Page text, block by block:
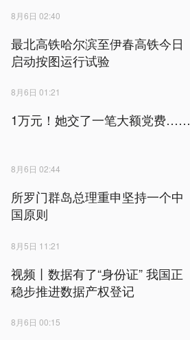
8月6日 02:40
最北高铁哈尔滨至伊春高铁今日
启动按图运行试验
8月6日 01:21
1万元！她交了一笔大额党费……
8月6日 02:44
所罗门群岛总理重申坚持一个中
国原则
8月5日 11:21
视频丨数据有了“身份证” 我国正
稳步推进数据产权登记
8月6日 00:15